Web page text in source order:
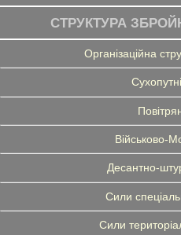
СТРУКТУРА
Організаційна
Військово-
Десантно-
Сили
Сили